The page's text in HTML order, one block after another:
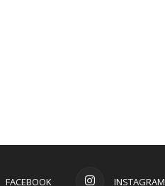
FACEBOOK INSTAGRAM